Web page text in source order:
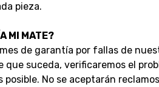
pieza.
MI MATE?
de garantía por fallas de
que suceda, verificaremos el
posible. No se aceptarán